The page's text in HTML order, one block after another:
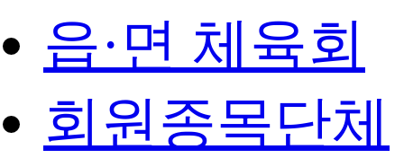
읍·면 체육회
회원종목단체